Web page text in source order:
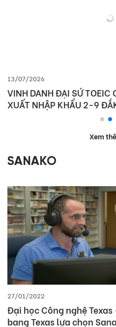
13/07/2026
VINH DANH ĐẠI SỨ TOEIC
XUẤT NHẬP KHẨU 2-9
Xem
SANAKO
27/01/2022
Đại học Công nghệ
bang Texas lựa chọn